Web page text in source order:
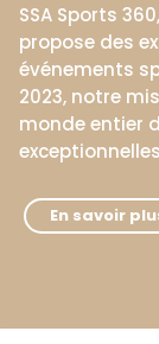
SSA Sports
propose des
événements
2023, notre
monde entier
En savoir